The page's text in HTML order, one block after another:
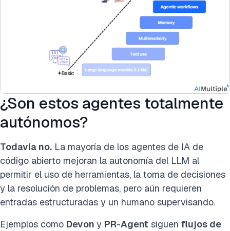
¿Son estos agentes totalmente
autónomos?
Todavía no. La mayoría de los agentes de IA de
código abierto mejoran la autonomía del LLM al
permitir el uso de herramientas, la toma de decisiones
y la resolución de problemas, pero aún requieren
entradas estructuradas y un humano supervisando.
Ejemplos como Devon y PR-Agent siguen flujos de